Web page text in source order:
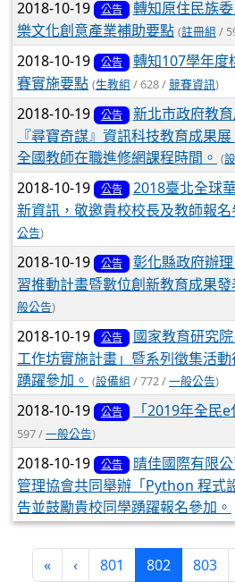
2018-10-19 公告
轉知原住民族
樂文化創意產業補助要點 (註冊組 /
2018-10-19 公告
轉知107學年度
賽實施要點 (生教組 / 628 /競賽資訊)
2018-10-19 公告
新北市政府教
『尋寶奇謀』資訊科技教育成果
全國教師在職進修網課程時間。 (
2018-10-19 公告
2018臺北全球
新資訊，敬邀貴校校長及教師報名
公告)
2018-10-19 公告
彰化縣政府辦
習推動計畫暨數位創新教育成果發
般公告)
2018-10-19 公告
國家教育研究
工作坊實施計畫」暨系列徵集活
踴躍參加。 (設備組 / 772 /一般公告)
2018-10-19 公告 「2019年全民
597 /一般公告)
2018-10-19 公告
晴佳國際有限
管理協會共同舉辦「Python 程式
告並鼓勵貴校同學踴躍報名參加。
« ‹ 801 802 (current)
803